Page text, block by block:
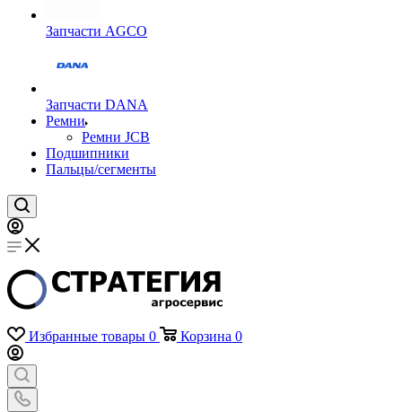
Запчасти AGCO
Запчасти DANA
Ремни
Ремни JCB
Подшипники
Пальцы/сегменты
Избранные товары 0 Корзина 0